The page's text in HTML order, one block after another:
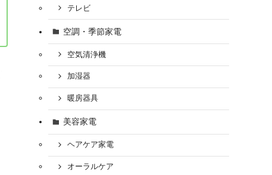
テレビ
空調・季節家電
空気清浄機
加湿器
暖房器具
美容家電
ヘアケア家電
オーラルケア